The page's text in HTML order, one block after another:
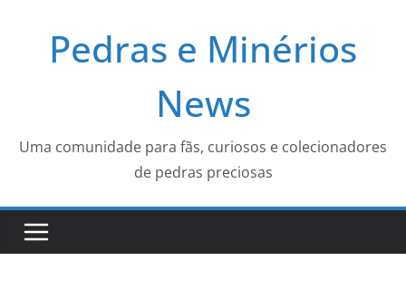
Pedras e Minérios
News
Uma comunidade para fãs, curiosos e colecionadores
de pedras preciosas